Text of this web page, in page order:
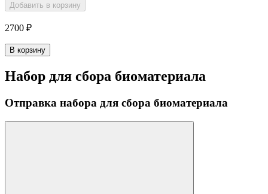
Добавить в корзину
2700 ₽
В корзину
Набор для сбора биоматериала
Отправка набора для сбора биоматериала